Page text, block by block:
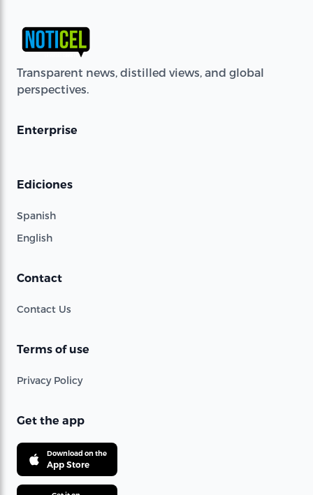
Transparent news, distilled views, and global
perspectives.
Enterprise
Ediciones
Spanish
English
Contact
Contact Us
Terms of use
Privacy Policy
Get the app
Download on the
App Store